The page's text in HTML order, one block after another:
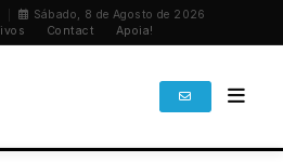
Sábado, 8 de Agosto de 2026
Contact Apoia!